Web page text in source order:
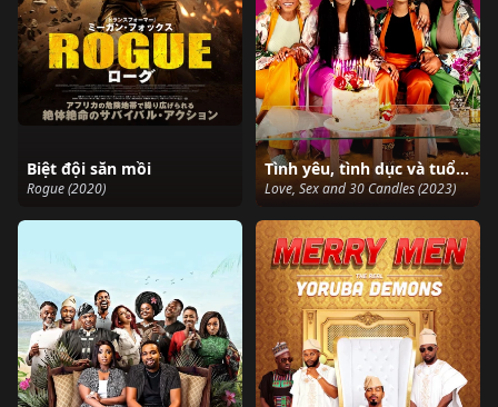
Biệt đội săn mồi
Rogue (2020)
Tình yêu, tình dục và tuổi 30
Love, Sex and 30 Candles (2023)